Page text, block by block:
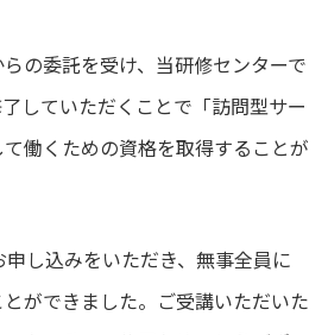
の委託を受け、当研修センターで
していただくことで「訪問型サー
働くための資格を取得することが
し込みをいただき、無事全員に
ができました。ご受講いただいた